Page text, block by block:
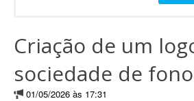
Criação de um
sociedade de
01/05/2026 às 17:31